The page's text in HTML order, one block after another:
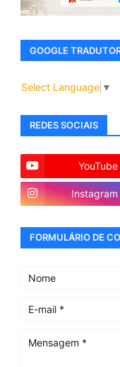
GOOGLE
Select Language ▼
REDES SOCIAIS
YouTube
Instagram
FORMULÁRIO DE